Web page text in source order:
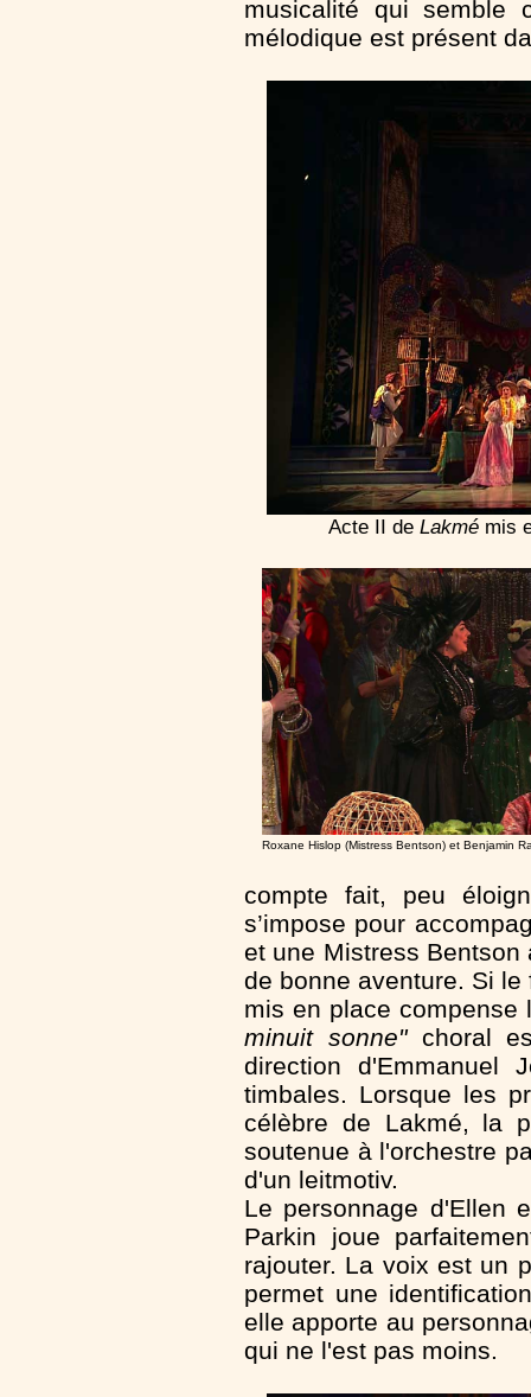
musicalité qui semble
mélodique est présent
Acte II de Lakmémis
Roxane Hislop (Mistress Bentson) et Benjamin
compte fait, peu
s’impose pour
et une Mistress
de bonne aventure. Si le
mis en place
minuit sonne"choral
direction d'Emmanuel
timbales. Lorsque les
célèbre de Lakmé, la
soutenue à l'orchestre
d'un leitmotiv.
Le personnage d'Ellen
Parkin joue
rajouter. La voix est un
permet une
elle apporte au
qui ne l'est pas moins.